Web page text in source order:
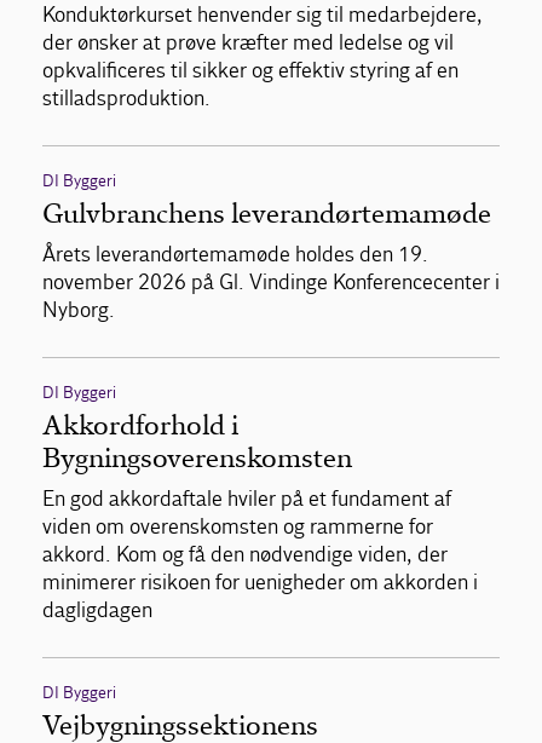
Konduktørkurset henvender sig til medarbejdere,
der ønsker at prøve kræfter med ledelse og vil
opkvalificeres til sikker og effektiv styring af en
stilladsproduktion.
DI Byggeri
Gulvbranchens leverandørtemamøde
Årets leverandørtemamøde holdes den 19.
november 2026 på Gl. Vindinge Konferencecenter i
Nyborg.
DI Byggeri
Akkordforhold i
Bygningsoverenskomsten
En god akkordaftale hviler på et fundament af
viden om overenskomsten og rammerne for
akkord. Kom og få den nødvendige viden, der
minimerer risikoen for uenigheder om akkorden i
dagligdagen
DI Byggeri
Vejbygningssektionens